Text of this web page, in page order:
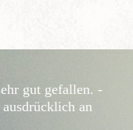
gut gefallen. -
an